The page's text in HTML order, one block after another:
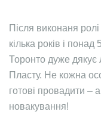
Після виконаня
кілька років і
Торонто дуже дякує
Пласту. Не кожна
готові провадити –
новакування!